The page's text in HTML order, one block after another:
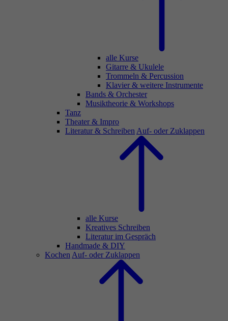
alle Kurse
Gitarre & Ukulele
Trommeln & Percussion
Klavier & weitere Instrumente
Bands & Orchester
Musiktheorie & Workshops
Tanz
Theater & Impro
Literatur & Schreiben Auf- oder Zuklappen
alle Kurse
Kreatives Schreiben
Literatur im Gespräch
Handmade & DIY
Kochen Auf- oder Zuklappen